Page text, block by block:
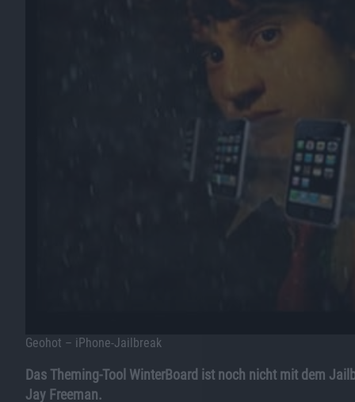
Geohot – iPhone-Jailbreak
Das Theming-Tool WinterBoard ist noch nicht mit dem
Jay Freeman.